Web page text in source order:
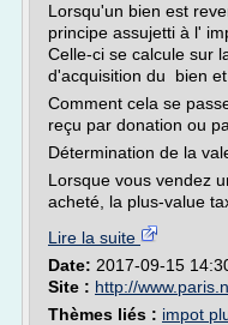
Lorsqu'un bien est
principe assujetti à l'
Celle-ci se calcule sur
d'acquisition du bien et
Comment cela se
reçu par donation ou
Détermination de la
Lorsque vous vendez
acheté, la plus-value
Lire la suite
Date: 2017-09-15
Site : http://
Thèmes liés : impot